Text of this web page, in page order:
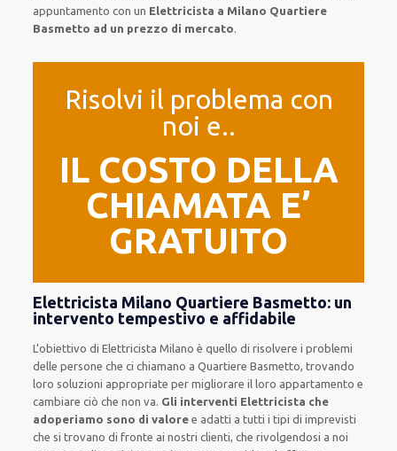
appuntamento con un Elettricista a Milano Quartiere
Basmetto ad un prezzo di mercato.
Risolvi il problema con
noi e..
IL COSTO DELLA
CHIAMATA E’
GRATUITO
Elettricista Milano Quartiere Basmetto: un
intervento tempestivo e affidabile
L’obiettivo di Elettricista Milano è quello di risolvere i problemi
delle persone checi chiamano a Quartiere Basmetto, trovando
loro soluzioni appropriate per migliorareil loro appartamento e
cambiare ciò che non va. Gli interventi Elettricista che
adoperiamo sono di valore e adatti a tutti i tipi di imprevisti
che si trovano di fronte ai nostri clienti, che rivolgendosi a noi